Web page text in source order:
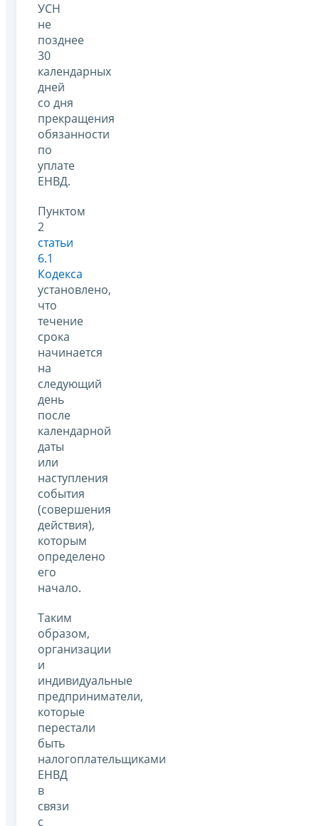
УСН
не
позднее
30
календарных
дней
со дня
прекращения
обязанности
по
уплате
ЕНВД.
Пунктом
2
статьи
6.1
Кодекса
установлено,
что
течение
срока
начинается
на
следующий
день
после
календарной
даты
или
наступления
события
(совершения
действия),
которым
определено
его
начало.
Таким
образом,
организации
и
индивидуальные
предприниматели,
которые
перестали
быть
налогоплательщиками
ЕНВД
в
связи
с